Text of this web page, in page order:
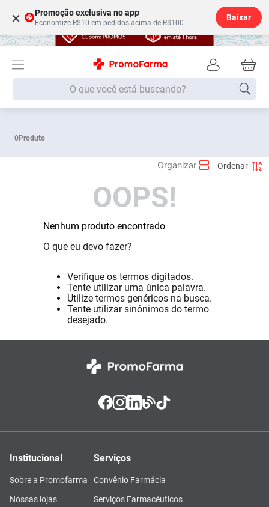
× Promoção exclusiva no app
Economize R$10 em pedidos acima de R$100
Baixar
O que você está buscando?
0Produto
OOPS!
Nenhum produto encontrado
O que eu devo fazer?
Verifique os termos digitados.
Tente utilizar uma única palavra.
Utilize termos genéricos na busca.
Tente utilizar sinônimos do termo
desejado.
Institucional
Sobre a Promofarma
Nossas lojas
Serviços
Convênio Farmácia
Serviços Farmacêuticos
Lenço Umedecido
Fralda G
Shampoo
Absorvente
Lavitan
Vitamina D